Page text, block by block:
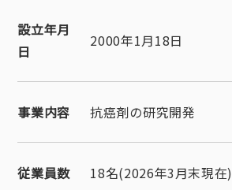
設立年月
日
2000年1月18日
事業内容 抗癌剤の研究開発
従業員数 18名(2026年3月末現在)